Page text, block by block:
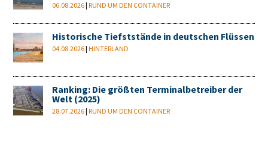
06.08.2026|RUND UM DEN CONTAINER
Historische Tiefststände in deutschen Flüssen
04.08.2026|HINTERLAND
Ranking: Die größten Terminalbetreiber der
Welt (2025)
28.07.2026|RUND UM DEN CONTAINER